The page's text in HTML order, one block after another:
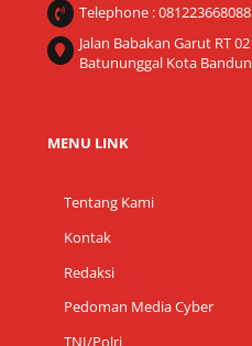
Telephone : 081223668088
Jalan Babakan Garut RT
Batununggal Kota
MENU LINK
Tentang Kami
Kontak
Redaksi
Pedoman Media Cyber